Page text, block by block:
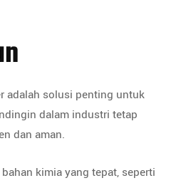
adalah solusi penting untuk
dalam industri tetap
dan aman.
kimia yang tepat, seperti